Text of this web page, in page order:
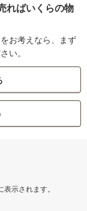
ればいくらの物
お考えなら、まず
い。
示されます。